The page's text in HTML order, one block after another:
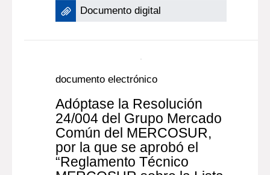
Documento digital
documento electrónico